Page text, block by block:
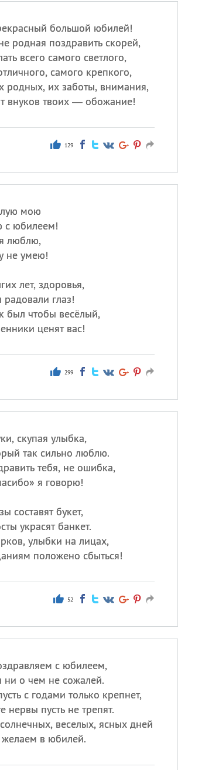
большой юбилей!
родная поздравить скорей,
всего самого светлого,
самого крепкого,
родных, их заботы, внимания,
внуков твоих — обожание!
129
мою
с юбилеем!
люблю,
не умею!
лет, здоровья,
радовали глаз!
был чтобы весёлый,
ценят вас!
299
скупая улыбка,
так сильно люблю.
тебя, не ошибка,
я говорю!
составят букет,
украсят банкет.
улыбки на лицах,
положено сбыться!
52
с юбилеем,
ни о чем не сожалей.
с годами только крепнет,
нервы пусть не трепят.
веселых, ясных дней
в юбилей.